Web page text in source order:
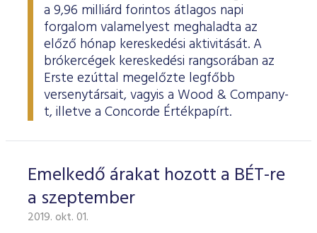
a 9,96 milliárd forintos átlagos napi
forgalom valamelyest meghaladta az
előző hónap kereskedési aktivitását. A
brókercégek kereskedési rangsorában az
Erste ezúttal megelőzte legfőbb
versenytársait, vagyis a Wood & Company-
t, illetve a Concorde Értékpapírt.
Emelkedő árakat hozott a BÉT-re
a szeptember
2019. okt. 01.